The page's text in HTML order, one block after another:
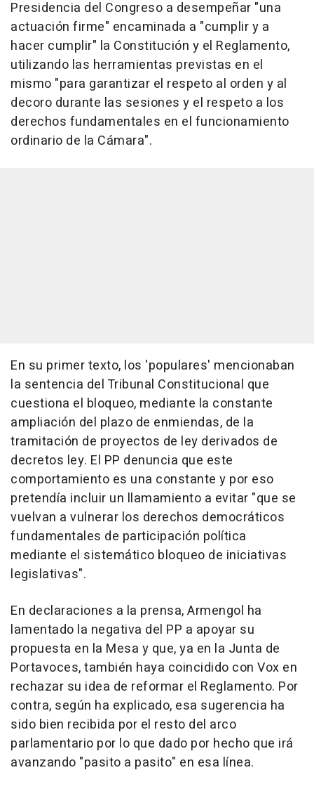
Presidencia del Congreso a desempeñar "una
actuación firme" encaminada a "cumplir y a
hacer cumplir" la Constitución y el Reglamento,
utilizando las herramientas previstas en el
mismo "para garantizar el respeto al orden y al
decoro durante las sesiones y el respeto a los
derechos fundamentales en el funcionamiento
ordinario de la Cámara".
En su primer texto, los 'populares' mencionaban
la sentencia del Tribunal Constitucional que
cuestiona el bloqueo, mediante la constante
ampliación del plazo de enmiendas, de la
tramitación de proyectos de ley derivados de
decretos ley. El PP denuncia que este
comportamiento es una constante y por eso
pretendía incluir un llamamiento a evitar "que se
vuelvan a vulnerar los derechos democráticos
fundamentales de participación política
mediante el sistemático bloqueo de iniciativas
legislativas".
En declaraciones a la prensa, Armengol ha
lamentado la negativa del PP a apoyar su
propuesta en la Mesa y que, ya en la Junta de
Portavoces, también haya coincidido con Vox en
rechazar su idea de reformar el Reglamento. Por
contra, según ha explicado, esa sugerencia ha
sido bien recibida por el resto del arco
parlamentario por lo que dado por hecho que irá
avanzando "pasito a pasito" en esa línea.